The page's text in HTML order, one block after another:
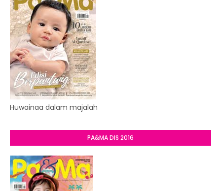
Huwainaa dalam majalah
PA&MA DIS 2016